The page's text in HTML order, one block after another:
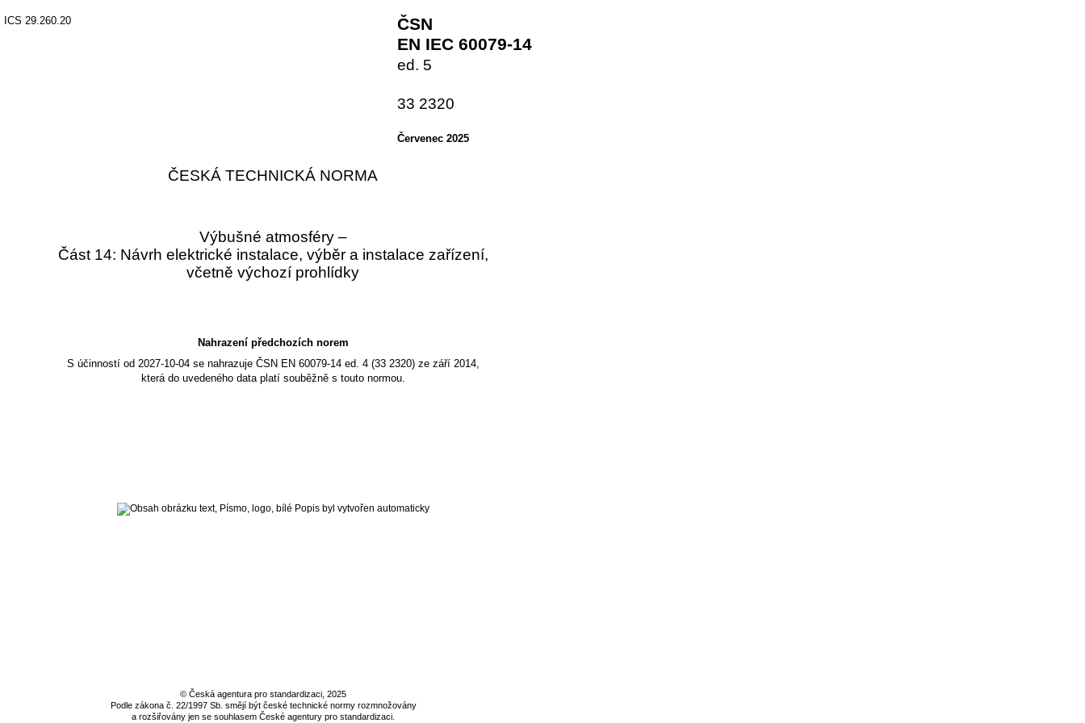
ICS 29.260.20
ČSN
EN IEC 60079-14
ed. 5
33 2320
Červenec 2025
ČESKÁ TECHNICKÁ NORMA
Výbušné atmosféry –
Část 14: Návrh elektrické instalace, výběr a instalace zařízení,
včetně výchozí prohlídky
Nahrazení předchozích norem
S účinností od 2027-10-04 se nahrazuje ČSN EN 60079-14 ed. 4 (33 2320) ze září 2014,
která do uvedeného data platí souběžně s touto normou.
© Česká agentura pro standardizaci , 2025
Podle zákona č. 22/1997 Sb. smějí být české technické normy rozmnožovány
a rozšiřovány jen se souhlasem České agentury pro standardizaci